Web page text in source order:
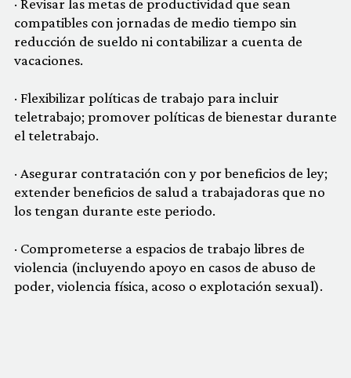
· Revisar las metas de productividad que sean
compatibles con jornadas de medio tiempo sin
reducción de sueldo ni contabilizar a cuenta de
vacaciones.
· Flexibilizar políticas de trabajo para incluir
teletrabajo; promover políticas de bienestar durante
el teletrabajo.
· Asegurar contratación con y por beneficios de ley;
extender beneficios de salud a trabajadoras que no
los tengan durante este periodo.
· Comprometerse a espacios de trabajo libres de
violencia (incluyendo apoyo en casos de abuso de
poder, violencia física, acoso o explotación sexual).